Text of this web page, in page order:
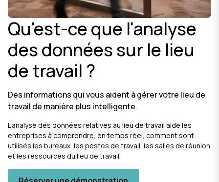
Qu'est-ce que l'analyse
des données sur le lieu
de travail ?
Des informations qui vous aident à gérer votre lieu de
travail de manière plus intelligente.
L'analyse des données relatives au lieu de travail aide les
entreprises à comprendre, en temps réel, comment sont
utilisés les bureaux, les postes de travail, les salles de réunion
et les ressources du lieu de travail.